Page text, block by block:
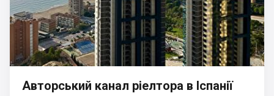
Авторський канал ріелтора в Іспанії